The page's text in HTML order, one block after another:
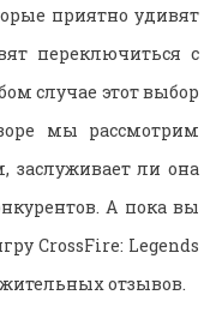
приятно удивят
переключиться с
случае этот выбор
мы рассмотрим
ли она
А пока вы
CrossFire: Legends
отзывов.